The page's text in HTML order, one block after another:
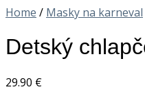
Home / Masky na karneval
Detský
29.90 €